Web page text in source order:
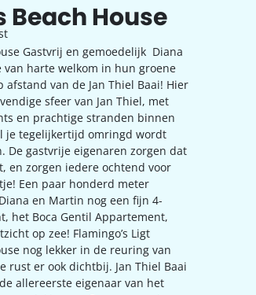
Beach House
Gastvrij en gemoedelijk Diana
harte welkom in hun groene
afstand van de Jan Thiel Baai! Hier
sfeer van Jan Thiel, met
en prachtige stranden binnen
je tegelijkertijd omringd wordt
De gastvrije eigenaren zorgen dat
en zorgen iedere ochtend voor
Een paar honderd meter
en Martin nog een fijn 4-
het Boca Gentil Appartement,
op zee! Flamingo’s Ligt
nog lekker in de reuring van
rust er ook dichtbij. Jan Thiel Baai
allereerste eigenaar van het